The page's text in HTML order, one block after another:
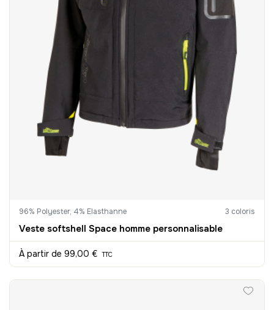
96% Polyester, 4% Elasthanne 3 coloris
Veste softshell Space homme personnalisable
À partir de 99,00 € TTC